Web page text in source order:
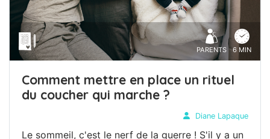
PARENTS 6 MIN
Comment mettre en place un rituel
du coucher qui marche ?
Diane Lapaque
Le sommeil, c'est le nerf de la guerre ! S'il y a un